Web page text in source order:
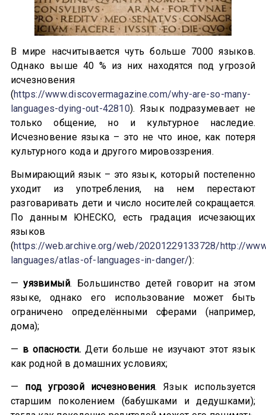
В мире насчитывается чуть больше 7000 языков.
Однако выше 40 % из них находятся под угрозой
исчезновения
(https://www.discovermagazine.com/why-are-so-many-
languages-dying-out-42810). Язык подразумевает не
только общение, но и культурное наследие.
Исчезновение языка – это не что иное, как потеря
культурного кода и другого мировоззрения.
Вымирающий язык – это язык, который постепенно
уходит из употребления, на нем перестают
разговаривать дети и число носителей сокращается.
По данным ЮНЕСКО, есть градация исчезающих
языков
(https://web.archive.org/web/20201229133728/http://
languages/atlas-of-languages-in-danger/):
—уязвимый. Большинство детей говорит на этом
языке, однако его использование может быть
ограничено определёнными сферами (например,
дома);
— в опасности. Дети больше не изучают этот язык
как родной в домашних условиях;
— под угрозой исчезновения. Язык используется
старшим поколением (бабушками и дедушками);